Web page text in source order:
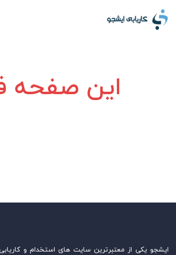
این صفحه
ایشجو یکی از معتبرترین سایت‌ های استخدام و